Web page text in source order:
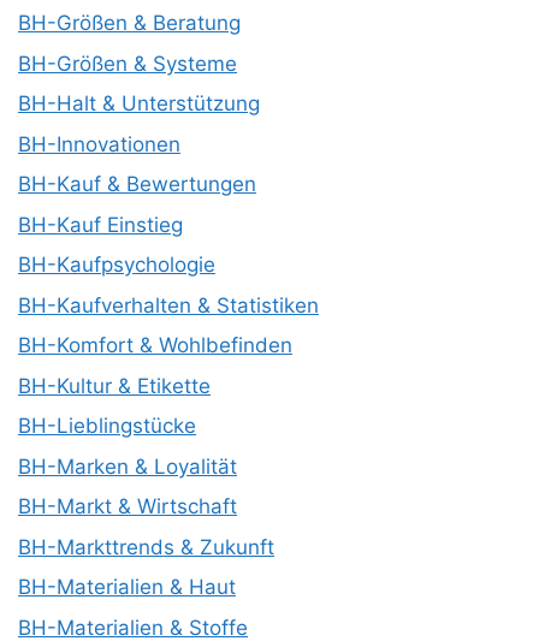
BH-Größen & Beratung
BH-Größen & Systeme
BH-Halt & Unterstützung
BH-Innovationen
BH-Kauf & Bewertungen
BH-Kauf Einstieg
BH-Kaufpsychologie
BH-Kaufverhalten & Statistiken
BH-Komfort & Wohlbefinden
BH-Kultur & Etikette
BH-Lieblingstücke
BH-Marken & Loyalität
BH-Markt & Wirtschaft
BH-Markttrends & Zukunft
BH-Materialien & Haut
BH-Materialien & Stoffe